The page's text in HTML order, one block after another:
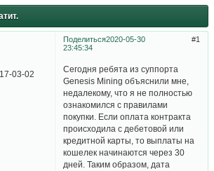
Поделиться 1
2020-05-30
23:45:34
03-02
Сегодня ребята из суппорта
Genesis Mining объяснили мне,
недалекому, что я не полностью
ознакомился с правилами
покупки. Если оплата контракта
происходила с дебетовой или
кредитной карты, то выплаты на
кошелек начинаются через 30
дней. Таким образом, дата